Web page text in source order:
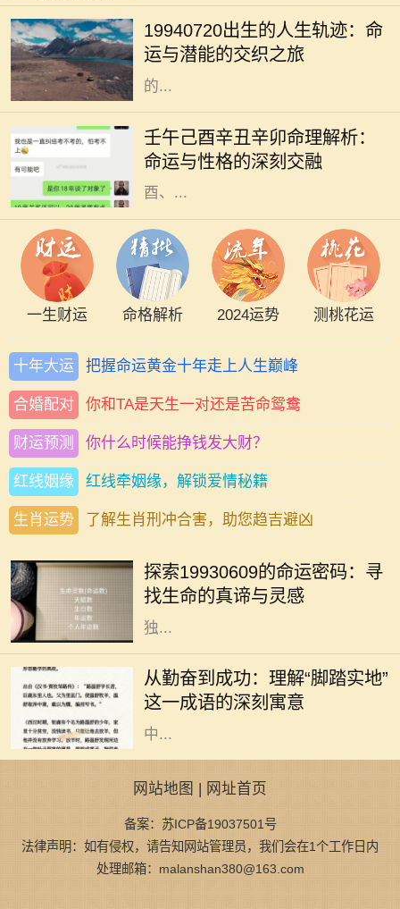
19940720出生的人生轨迹：命
运与潜能的交织之旅
日这一日具有其独特的意义。对于这
一日出生的人来说，他们的命运似乎
注定要与众不同。每个人都希望自己
的...
壬午己酉辛丑辛卯命理解析：
命运与性格的深刻交融
在浩瀚的命理学中，五行八字被视为
解读一个人命运的重要工具。不同的
命格拥有各自独特的性格特征与运势
走向。今天，我们将针对壬午、己
酉、...
一生财运 命格解析 2024运势 测桃花运
十年大运 把握命运黄金十年走上人生巅峰
合婚配对 你和TA是天生一对还是苦命鸳鸯
财运预测 你什么时候能挣钱发大财？
红线姻缘 红线牵姻缘，解锁爱情秘籍
生肖运势 了解生肖刑冲合害，助您趋吉避凶
探索19930609的命运密码：寻
找生命的真谛与灵感
四季更迭，岁月如梭，人生轨迹中总
望过往，反思前行。在这个多元化的
时代，每一个出生日期都似乎蕴藏着
独...
从勤奋到成功：理解“脚踏实地”
这一成语的深刻寓意
在人生的旅途中，成功往往不是一蹴
而就的事情，而是一个不断努力、不
断奋斗的过程。在这个过程中，许多
成语成为我们学习和生活的指南。其
中...
网站地图 | 网址首页
备案：苏ICP备19037501号
法律声明：如有侵权，请告知网站管理员，我们会在1个工作日内
处理邮箱：malanshan380@163.com